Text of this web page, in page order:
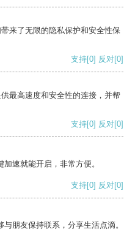
来了无限的隐私保护和安全性保
支持[0] 反对[0]
最高速度和安全性的连接，并帮
支持[0] 反对[0]
速就能开启，非常方便。
支持[0] 反对[0]
朋友保持联系，分享生活点滴。